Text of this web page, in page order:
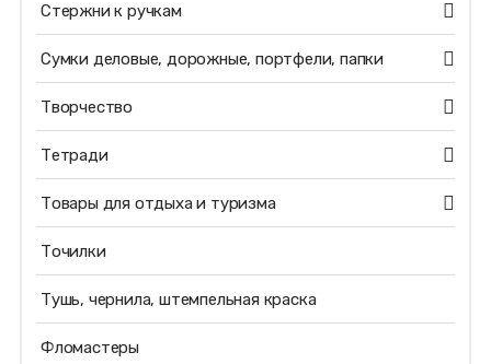
Стержни к ручкам
Сумки деловые, дорожные, портфели, папки
Творчество
Тетради
Товары для отдыха и туризма
Точилки
Тушь, чернила, штемпельная краска
Фломастеры